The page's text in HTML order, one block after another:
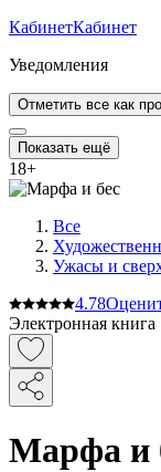
КабинетКабинет
Уведомления
Отметить все как
Показать ещё
18+
Все
Ужасы и
4.78
Электронная книга
Марфа и